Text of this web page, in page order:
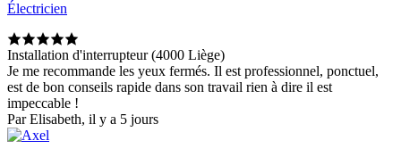
Électricien
Installation d'interrupteur (4000 Liège)
Je me recommande les yeux fermés. Il est professionnel, ponctuel,
est de bon conseils rapide dans son travail rien à dire il est
impeccable !
Par Elisabeth, il y a 5 jours